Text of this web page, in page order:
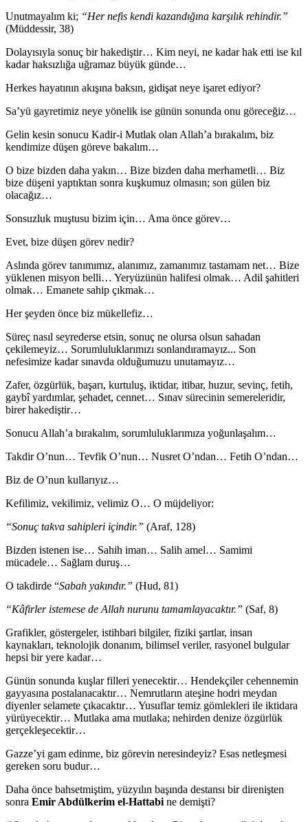
Unutmayalım ki; “Her nefis kendi kazandığına karşılık rehindir.”
(Müddessir, 38)
Dolayısıyla sonuç bir hakediştir… Kim neyi, ne kadar hak etti ise kıl
kadar haksızlığa uğramaz büyük günde…
Herkes hayatının akışına baksın, gidişat neye işaret ediyor?
Sa’yü gayretimiz neye yönelik ise günün sonunda onu göreceğiz…
Gelin kesin sonucu Kadir-i Mutlak olan Allah’a bırakalım, biz
kendimize düşen göreve bakalım…
O bize bizden daha yakın… Bize bizden daha merhametli… Biz
bize düşeni yaptıktan sonra kuşkumuz olmasın; son gülen biz
olacağız…
Sonsuzluk muştusu bizim için… Ama önce görev…
Evet, bize düşen görev nedir?
Aslında görev tanımımız, alanımız, zamanımız tastamam net… Bize
yüklenen misyon belli… Yeryüzünün halifesi olmak… Adil şahitleri
olmak… Emanete sahip çıkmak…
Her şeyden önce biz mükellefiz…
Süreç nasıl seyrederse etsin, sonuç ne olursa olsun sahadan
çekilemeyiz… Sorumluluklarımızı sonlandıramayız... Son
nefesimize kadar sınavda olduğumuzu unutamayız…
Zafer, özgürlük, başarı, kurtuluş, iktidar, itibar, huzur, sevinç, fetih,
gaybî yardımlar, şehadet, cennet… Sınav sürecinin semereleridir,
birer hakediştir…
Sonucu Allah’a bırakalım, sorumluluklarımıza yoğunlaşalım…
Takdir O’nun… Tevfik O’nun… Nusret O’ndan… Fetih O’ndan…
Biz de O’nun kullarıyız…
Kefilimiz, vekilimiz, velimiz O… O müjdeliyor:
“Sonuç takva sahipleri içindir.” (Araf, 128)
Bizden istenen ise… Sahih iman… Salih amel… Samimi
mücadele… Sağlam duruş…
O takdirde “Sabah yakındır.” (Hud, 81)
“Kâfirler istemese de Allah nurunu tamamlayacaktır.” (Saf, 8)
Grafikler, göstergeler, istihbari bilgiler, fiziki şartlar, insan
kaynakları, teknolojik donanım, bilimsel veriler, rasyonel bulgular
hepsi bir yere kadar…
Günün sonunda kuşlar filleri yenecektir… Hendekçiler cehennemin
gayyasına postalanacaktır… Nemrutların ateşine hodri meydan
diyenler selamete çıkacaktır… Yusuflar temiz gömlekleri ile iktidara
yürüyecektir… Mutlaka ama mutlaka; nehirden denize özgürlük
gerçekleşecektir…
Gazze’yi gam edinme, biz görevin neresindeyiz? Esas netleşmesi
gereken soru budur…
Daha önce bahsetmiştim, yüzyılın başında destansı bir direnişten
sonra Emir Abdülkerim el-Hattabi ne demişti?